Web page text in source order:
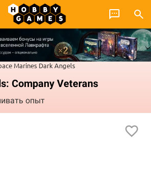
Marines Dark Angels
Company Veterans
опыт